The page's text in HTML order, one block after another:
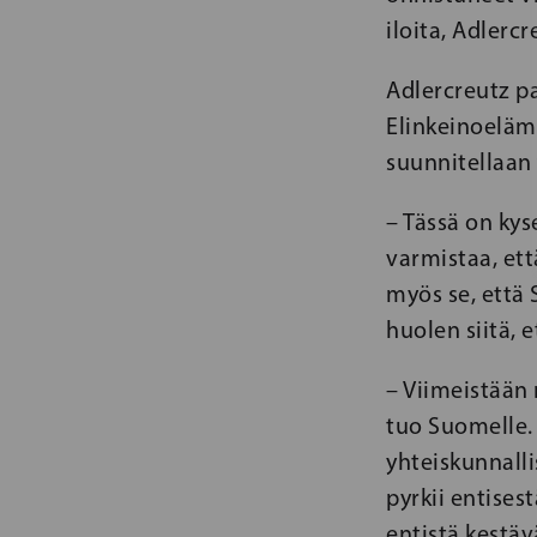
iloita,
Adlercreutz
suunnitellaan
– Tässä on
varmistaa,
myös se,
huolen siitä,
–
tuo
pyrkii